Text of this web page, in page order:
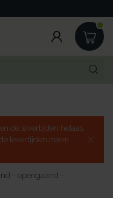
de levertijden helaas
levertijden neem
- opengaand -